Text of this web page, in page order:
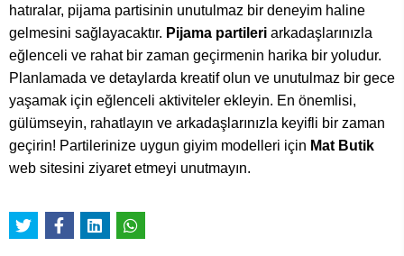
hatıralar, pijama partisinin unutulmaz bir deneyim haline
gelmesini sağlayacaktır. Pijama partileri arkadaşlarınızla
eğlenceli ve rahat bir zaman geçirmenin harika bir yoludur.
Planlamada ve detaylarda kreatif olun ve unutulmaz bir gece
yaşamak için eğlenceli aktiviteler ekleyin. En önemlisi,
gülümseyin, rahatlayın ve arkadaşlarınızla keyifli bir zaman
geçirin! Partilerinize uygun giyim modelleri için Mat Butik
web sitesini ziyaret etmeyi unutmayın.